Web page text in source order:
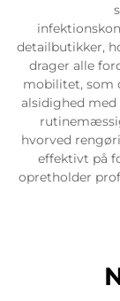
detailbutikker,
drager alle
mobilitet, som
alsidighed
hvorved
effektivt på
opretholder